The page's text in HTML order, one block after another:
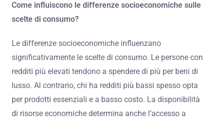
Come influiscono le differenze socioeconomiche sulle
scelte di consumo?
Le differenze socioeconomiche influenzano
significativamente le scelte di consumo. Le persone con
redditi più elevati tendono a spendere di più per beni di
lusso. Al contrario, chi ha redditi più bassi spesso opta
per prodotti essenziali e a basso costo. La disponibilità
di risorse economiche determina anche l’accesso a